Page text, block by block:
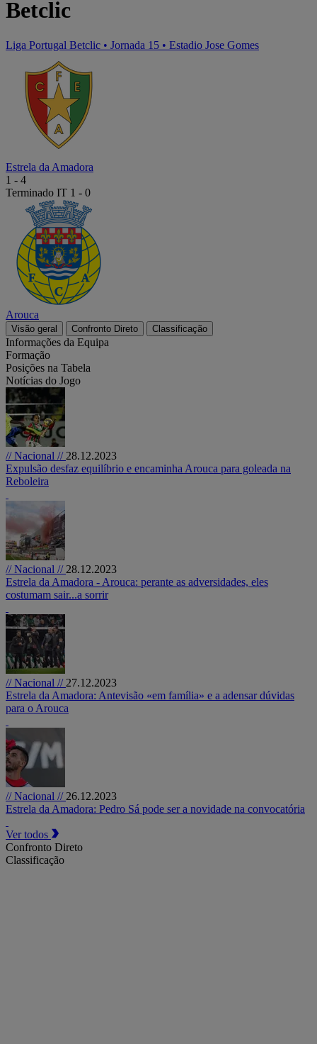
Betclic
Liga Portugal Betclic • Jornada 15 • Estadio Jose Gomes
Estrela da Amadora
1 - 4
Terminado IT 1 - 0
Arouca
Visão geral Confronto Direto Classificação
Informações da Equipa
Formação
Posições na Tabela
Notícias do Jogo
// Nacional // 28.12.2023
Expulsão desfaz equilíbrio e encaminha Arouca para goleada na
Reboleira
// Nacional // 28.12.2023
Estrela da Amadora - Arouca: perante as adversidades, eles
costumam sair...a sorrir
// Nacional // 27.12.2023
Estrela da Amadora: Antevisão «em família» e a adensar dúvidas
para o Arouca
// Nacional // 26.12.2023
Estrela da Amadora: Pedro Sá pode ser a novidade na convocatória
Ver todos
Confronto Direto
Classificação